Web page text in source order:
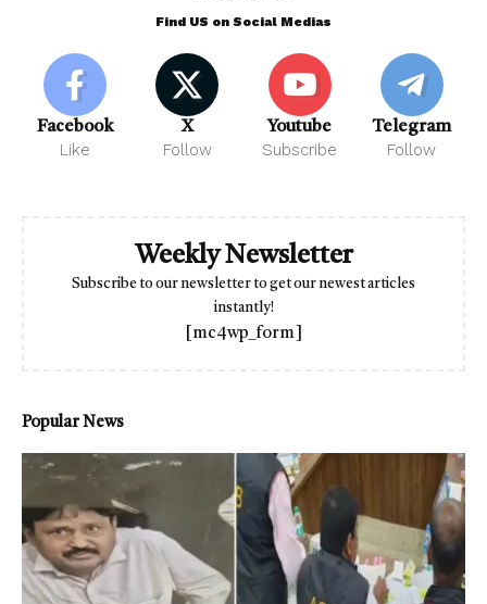
Find US on Social Medias
Facebook
Like
X
Follow
Youtube
Subscribe
Telegram
Follow
Weekly Newsletter
Subscribe to our newsletter to get our newest articles
instantly!
[mc4wp_form]
Popular News